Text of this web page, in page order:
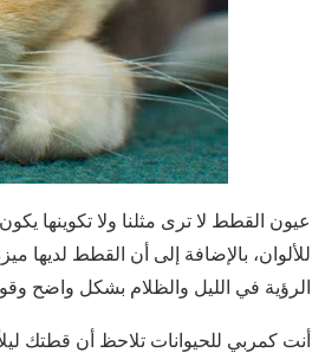
عيون القطط لا ترى مثلنا ولا تكوينها
للألوان، بالإضافة إلى أن القطط لديها
الرؤية في الليل والظلام بشكل واضح
أنت كمربي للحيوانات تلاحظ أن قطتك